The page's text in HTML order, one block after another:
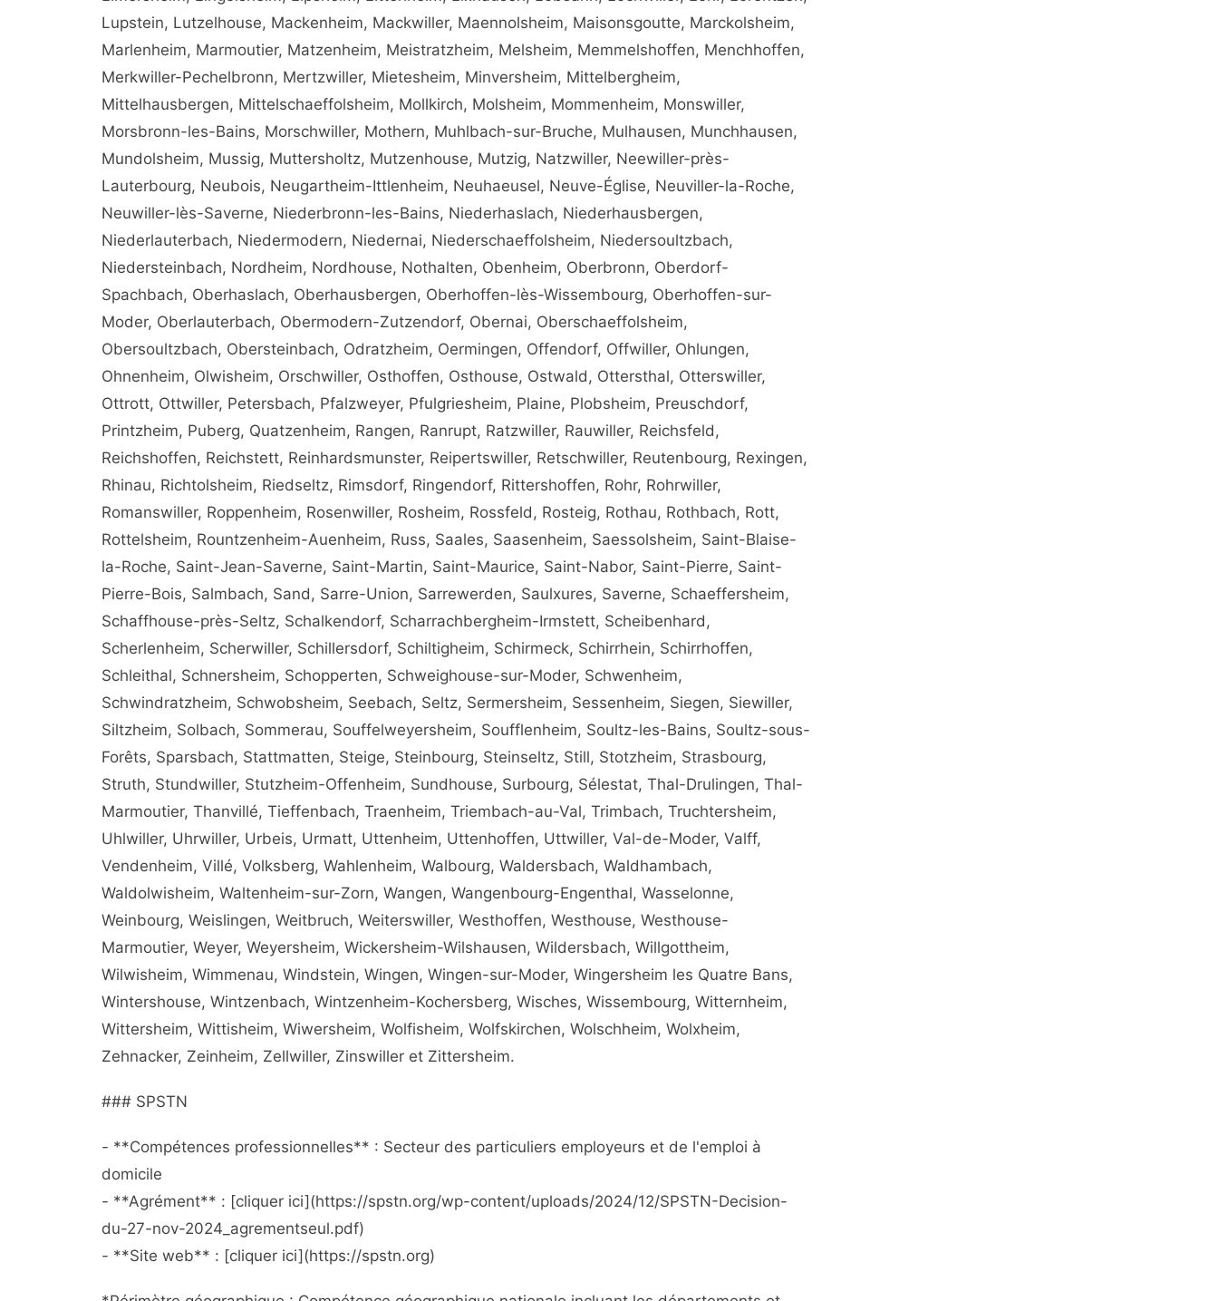
Lupstein, Lutzelhouse, Mackenheim, Mackwiller, Maennolsheim, Maisonsgoutte, Marckolsheim,
Marlenheim, Marmoutier, Matzenheim, Meistratzheim, Melsheim, Memmelshoffen, Menchhoffen,
Merkwiller-Pechelbronn, Mertzwiller, Mietesheim, Minversheim, Mittelbergheim,
Mittelhausbergen, Mittelschaeffolsheim, Mollkirch, Molsheim, Mommenheim, Monswiller,
Morsbronn-les-Bains, Morschwiller, Mothern, Muhlbach-sur-Bruche, Mulhausen, Munchhausen,
Mundolsheim, Mussig, Muttersholtz, Mutzenhouse, Mutzig, Natzwiller, Neewiller-près-
Lauterbourg, Neubois, Neugartheim-Ittlenheim, Neuhaeusel, Neuve-Église, Neuviller-la-Roche,
Neuwiller-lès-Saverne, Niederbronn-les-Bains, Niederhaslach, Niederhausbergen,
Niederlauterbach, Niedermodern, Niedernai, Niederschaeffolsheim, Niedersoultzbach,
Niedersteinbach, Nordheim, Nordhouse, Nothalten, Obenheim, Oberbronn, Oberdorf-
Spachbach, Oberhaslach, Oberhausbergen, Oberhoffen-lès-Wissembourg, Oberhoffen-sur-
Moder, Oberlauterbach, Obermodern-Zutzendorf, Obernai, Oberschaeffolsheim,
Obersoultzbach, Obersteinbach, Odratzheim, Oermingen, Offendorf, Offwiller, Ohlungen,
Ohnenheim, Olwisheim, Orschwiller, Osthoffen, Osthouse, Ostwald, Ottersthal, Otterswiller,
Ottrott, Ottwiller, Petersbach, Pfalzweyer, Pfulgriesheim, Plaine, Plobsheim, Preuschdorf,
Printzheim, Puberg, Quatzenheim, Rangen, Ranrupt, Ratzwiller, Rauwiller, Reichsfeld,
Reichshoffen, Reichstett, Reinhardsmunster, Reipertswiller, Retschwiller, Reutenbourg, Rexingen,
Rhinau, Richtolsheim, Riedseltz, Rimsdorf, Ringendorf, Rittershoffen, Rohr, Rohrwiller,
Romanswiller, Roppenheim, Rosenwiller, Rosheim, Rossfeld, Rosteig, Rothau, Rothbach, Rott,
Rottelsheim, Rountzenheim-Auenheim, Russ, Saales, Saasenheim, Saessolsheim, Saint-Blaise-
la-Roche, Saint-Jean-Saverne, Saint-Martin, Saint-Maurice, Saint-Nabor, Saint-Pierre, Saint-
Pierre-Bois, Salmbach, Sand, Sarre-Union, Sarrewerden, Saulxures, Saverne, Schaeffersheim,
Schaffhouse-près-Seltz, Schalkendorf, Scharrachbergheim-Irmstett, Scheibenhard,
Scherlenheim, Scherwiller, Schillersdorf, Schiltigheim, Schirmeck, Schirrhein, Schirrhoffen,
Schleithal, Schnersheim, Schopperten, Schweighouse-sur-Moder, Schwenheim,
Schwindratzheim, Schwobsheim, Seebach, Seltz, Sermersheim, Sessenheim, Siegen, Siewiller,
Siltzheim, Solbach, Sommerau, Souffelweyersheim, Soufflenheim, Soultz-les-Bains, Soultz-sous-
Forêts, Sparsbach, Stattmatten, Steige, Steinbourg, Steinseltz, Still, Stotzheim, Strasbourg,
Struth, Stundwiller, Stutzheim-Offenheim, Sundhouse, Surbourg, Sélestat, Thal-Drulingen, Thal-
Marmoutier, Thanvillé, Tieffenbach, Traenheim, Triembach-au-Val, Trimbach, Truchtersheim,
Uhlwiller, Uhrwiller, Urbeis, Urmatt, Uttenheim, Uttenhoffen, Uttwiller, Val-de-Moder, Valff,
Vendenheim, Villé, Volksberg, Wahlenheim, Walbourg, Waldersbach, Waldhambach,
Waldolwisheim, Waltenheim-sur-Zorn, Wangen, Wangenbourg-Engenthal, Wasselonne,
Weinbourg, Weislingen, Weitbruch, Weiterswiller, Westhoffen, Westhouse, Westhouse-
Marmoutier, Weyer, Weyersheim, Wickersheim-Wilshausen, Wildersbach, Willgottheim,
Wilwisheim, Wimmenau, Windstein, Wingen, Wingen-sur-Moder, Wingersheim les Quatre Bans,
Wintershouse, Wintzenbach, Wintzenheim-Kochersberg, Wisches, Wissembourg, Witternheim,
Wittersheim, Wittisheim, Wiwersheim, Wolfisheim, Wolfskirchen, Wolschheim, Wolxheim,
Zehnacker, Zeinheim, Zellwiller, Zinswiller et Zittersheim.
### SPSTN
- **Compétences professionnelles** : Secteur des particuliers employeurs et de l'emploi à
domicile
- **Agrément** : [cliquer ici](https://spstn.org/wp-content/uploads/2024/12/SPSTN-Decision-
du-27-nov-2024_agrementseul.pdf)
- **Site web** : [cliquer ici](https://spstn.org)